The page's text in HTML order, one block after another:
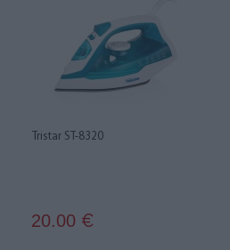
Tristar ST-8320
20.00 €